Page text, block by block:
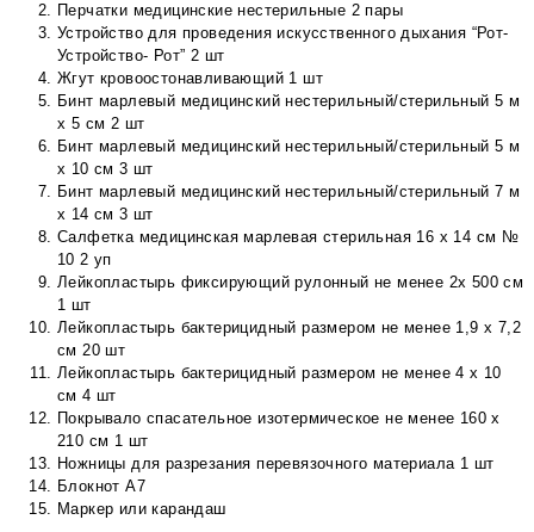
Перчатки медицинские нестерильные 2 пары
Устройство для проведения искусственного дыхания “Рот-
Устройство- Рот” 2 шт
Жгут кровоостонавливающий 1 шт
Бинт марлевый медицинский нестерильный/стерильный 5 м
х 5 см 2 шт
Бинт марлевый медицинский нестерильный/стерильный 5 м
х 10 см 3 шт
Бинт марлевый медицинский нестерильный/стерильный 7 м
х 14 см 3 шт
Салфетка медицинская марлевая стерильная 16 х 14 см №
10 2 уп
Лейкопластырь фиксирующий рулонный не менее 2х 500 см
1 шт
Лейкопластырь бактерицидный размером не менее 1,9 х 7,2
см 20 шт
Лейкопластырь бактерицидный размером не менее 4 х 10
см 4 шт
Покрывало спасательное изотермическое не менее 160 х
210 см 1 шт
Ножницы для разрезания перевязочного материала 1 шт
Блокнот А7
Маркер или карандаш